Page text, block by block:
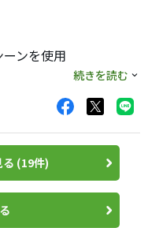
ンを使用
して５０°ＡＷを入れ
択しました
ドＶ１にするか悩ん
パターも５Ｉもタイ
由のみ(&gt;_&lt;)
すが、何せ私には重
続きを読む
る (19件)